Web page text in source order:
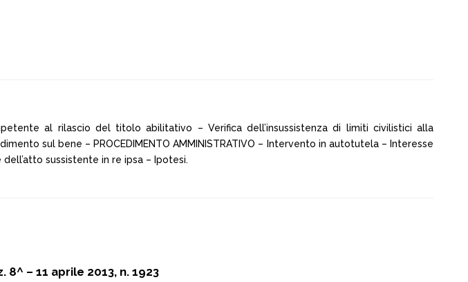
al rilascio del titolo abilitativo – Verifica dell’insussistenza di limiti civilistici alla
sul bene – PROCEDIMENTO AMMINISTRATIVO – Intervento in autotutela – Interesse
sussistente in re ipsa – Ipotesi.
8^ – 11 aprile 2013, n. 1923